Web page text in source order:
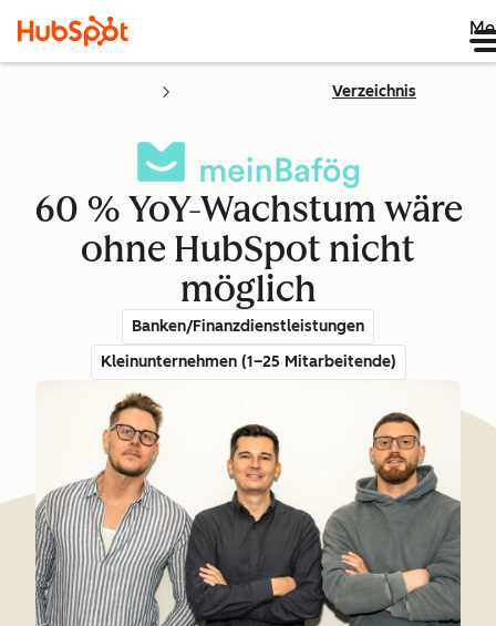
Verzeichnis
60 % YoY-Wachstum wäre
ohne HubSpot nicht
möglich
Banken/Finanzdienstleistungen
Kleinunternehmen (1–25 Mitarbeitende)